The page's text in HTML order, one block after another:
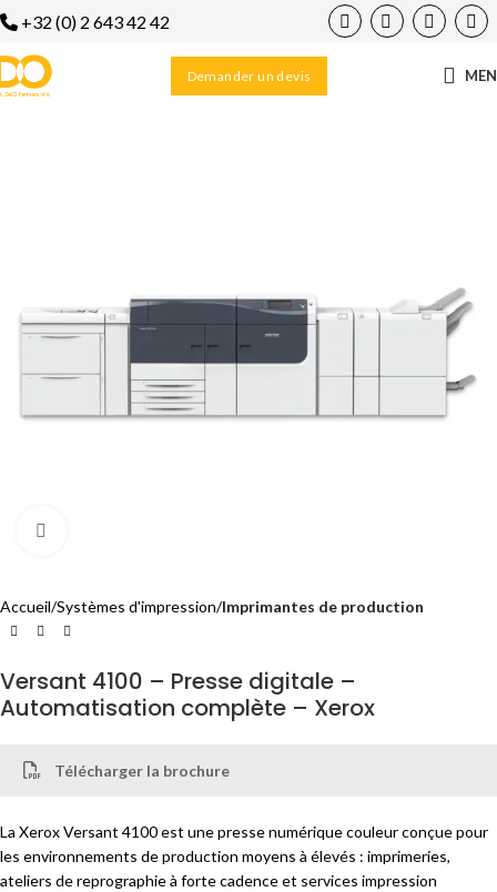
+32 (0) 2 643 42 42
Demander un devis
Accueil Systèmes d'impression Imprimantes de production
Versant 4100 – Presse digitale –
Automatisation complète – Xerox
Télécharger la brochure
La Xerox Versant 4100 est une presse numérique couleur conçue pour
les environnements de production moyens à élevés : imprimeries,
ateliers de reprographie à forte cadence et services impression